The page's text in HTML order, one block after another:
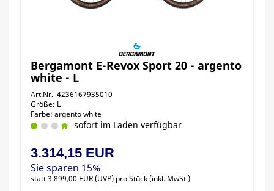
Bergamont E-Revox Sport 20 - argento
white - L
Art.Nr. 4236167935010
Größe: L
Farbe: argento white
sofort im Laden verfügbar
3.314,15 EUR
Sie sparen 15%
statt3.899,00 EUR(UVP) pro Stück (inkl. MwSt.)